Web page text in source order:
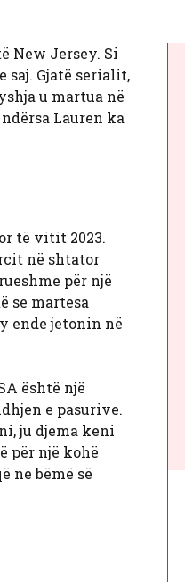
New Jersey. Si
saj. Gjatë serialit,
u martua në
Lauren ka
të vitit 2023.
në shtator
për një
se martesa
ende jetonin në
është një
e pasurive.
ju djema keni
për një kohë
ne bëmë së